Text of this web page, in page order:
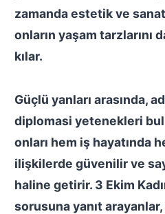
zamanda estetik ve
onların yaşam tarzlarını
kılar.
Güçlü yanları arasında,
diplomasi yetenekleri
onları hem iş hayatında
ilişkilerde güvenilir ve
haline getirir. 3 Ekim
sorusuna yanıt arayanlar,